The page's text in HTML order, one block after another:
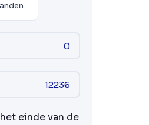
einde van de